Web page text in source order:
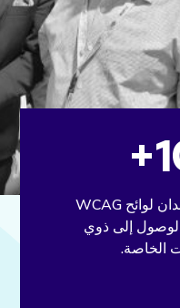
نفذت البلدان لوائح WCAG
الوصول إلى ذوي
الخاصة.